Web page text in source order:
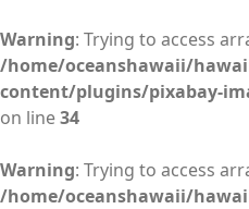
Warning: Trying to access
/home/oceanshawaii/
content/plugins/pixabay-
on line34
Warning: Trying to access
/home/oceanshawaii/